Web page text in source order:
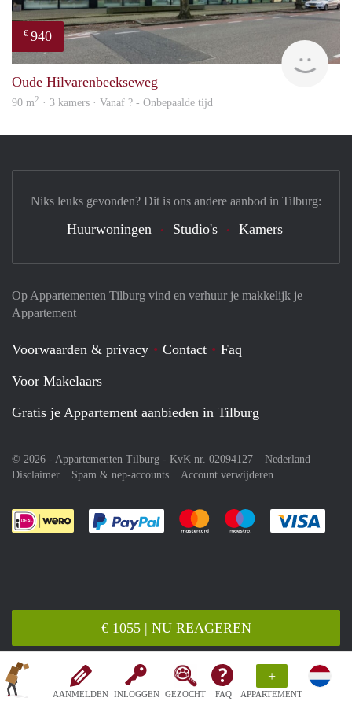
AANMELDEN INLOGGEN GEZOCHT FAQ
+
APPARTEMENT
€ 1055 | NU REAGEREN
€ 940
Oude Hilvarenbeekseweg
90 m2 · 3 kamers · Vanaf ? - Onbepaalde tijd
Op Appartementen Tilburg vind en verhuur je makkelijk je
Appartement
Voorwaarden & privacy Contact
Faq
Voor Makelaars
Gratis je Appartement aanbieden in Tilburg
© 2026 - Appartementen Tilburg - KvK nr. 02094127 – Nederland
Disclaimer
Spam & nep-accounts Account verwijderen
Je rekent gemakkelijk af met Paypal
Je rekent gemakkelijk af met
Je rekent
Niks leuks gevonden? Dit is ons andere aanbod in Tilburg:
Huurwoningen Studio's Kamers